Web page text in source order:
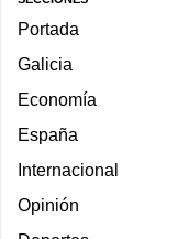
Portada
Galicia
Economía
España
Internacional
Opinión